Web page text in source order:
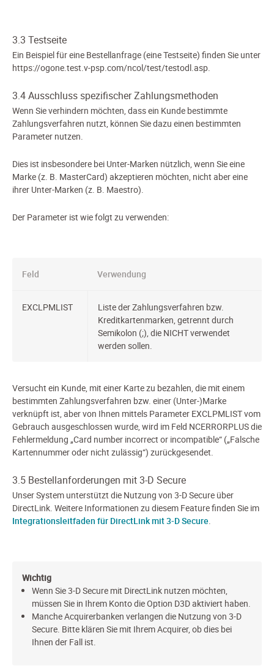
3.3 Testseite
Ein Beispiel für eine Bestellanfrage (eine Testseite) finden Sie unter
https://ogone.test.v-psp.com/ncol/test/testodl.asp.
3.4 Ausschluss spezifischer Zahlungsmethoden
Wenn Sie verhindern möchten, dass ein Kunde bestimmte
Zahlungsverfahren nutzt, können Sie dazu einen bestimmten
Parameter nutzen.
Dies ist insbesondere bei Unter-Marken nützlich, wenn Sie eine
Marke (z. B. MasterCard) akzeptieren möchten, nicht aber eine
ihrer Unter-Marken (z. B. Maestro).
Der Parameter ist wie folgt zu verwenden:
Feld Verwendung
EXCLPMLIST
Liste der Zahlungsverfahren bzw.
Kreditkartenmarken, getrennt durch
Semikolon (;), die NICHT verwendet
werden sollen.
Versucht ein Kunde, mit einer Karte zu bezahlen, die mit einem
bestimmten Zahlungsverfahren bzw. einer (Unter-)Marke
verknüpft ist, aber von Ihnen mittels Parameter EXCLPMLIST vom
Gebrauch ausgeschlossen wurde, wird im Feld NCERRORPLUS die
Fehlermeldung „Card number incorrect or incompatible“ („Falsche
Kartennummer oder nicht zulässig“) zurückgesendet.
3.5 Bestellanforderungen mit 3-D Secure
Unser System unterstützt die Nutzung von 3-D Secure über
DirectLink. Weitere Informationen zu diesem Feature finden Sie im
Integrationsleitfaden für DirectLink mit 3-D Secure.
Wichtig
Wenn Sie 3-D Secure mit DirectLink nutzen möchten,
müssen Sie in Ihrem Konto die Option D3D aktiviert haben.
Manche Acquirerbanken verlangen die Nutzung von 3-D
Secure. Bitte klären Sie mit Ihrem Acquirer, ob dies bei
Ihnen der Fall ist.